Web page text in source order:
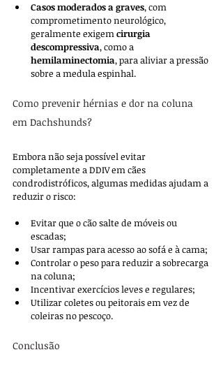
Casos moderados a graves, com
comprometimento neurológico,
geralmente exigem cirurgia
descompressiva, como a
hemilaminectomia, para aliviar a pressão
sobre a medula espinhal.
Como prevenir hérnias e dor na coluna
em Dachshunds?
Embora não seja possível evitar
completamente a DDIV em cães
condrodistróficos, algumas medidas ajudam a
reduzir o risco:
Evitar que o cão salte de móveis ou
escadas;
Usar rampas para acesso ao sofá e à cama;
Controlar o peso para reduzir a sobrecarga
na coluna;
Incentivar exercícios leves e regulares;
Utilizar coletes ou peitorais em vez de
coleiras no pescoço.
Conclusão